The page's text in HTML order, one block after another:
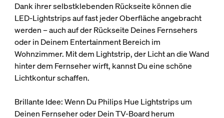
Dank ihrer selbstklebenden Rückseite können die
LED-Lightstrips auf fast jeder Oberfläche angebracht
werden – auch auf der Rückseite Deines Fernsehers
oder in Deinem Entertainment Bereich im
Wohnzimmer. Mit dem Lightstrip, der Licht an die Wand
hinter dem Fernseher wirft, kannst Du eine schöne
Lichtkontur schaffen.
Brillante Idee: Wenn Du Philips Hue Lightstrips um
Deinen Fernseher oder Dein TV-Board herum